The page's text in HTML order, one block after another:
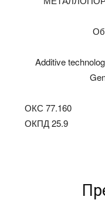
Additive
ОКС 77.160
ОКПД 25.9